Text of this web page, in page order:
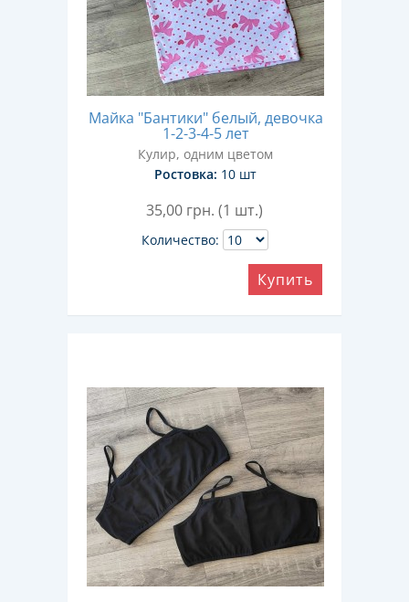
Майка "Бантики" белый, девочка
1-2-3-4-5 лет
Кулир, одним цветом
Ростовка: 10 шт
35,00 грн. (1 шт.)
Количество:
Купить